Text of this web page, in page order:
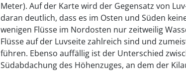
Meter). Auf der Karte wird der Gegensatz von
daran deutlich, dass es im Osten und Süden
wenigen Flüsse im Nordosten nur zeitweilig
Flüsse auf der Luvseite zahlreich sind und
führen. Ebenso auffällig ist der Unterschied
Südabdachung des Höhenzuges, an dem der